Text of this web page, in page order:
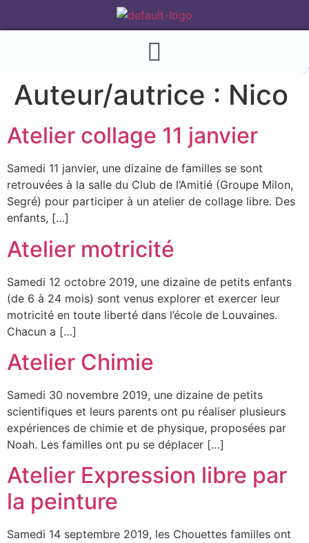
Auteur/autrice : Nico
Atelier collage 11 janvier
Samedi 11 janvier, une dizaine de familles se sont
retrouvées à la salle du Club de l’Amitié (Groupe Milon,
Segré) pour participer à un atelier de collage libre. Des
enfants, […]
Atelier motricité
Samedi 12 octobre 2019, une dizaine de petits enfants
(de 6 à 24 mois) sont venus explorer et exercer leur
motricité en toute liberté dans l’école de Louvaines.
Chacun a […]
Atelier Chimie
Samedi 30 novembre 2019, une dizaine de petits
scientifiques et leurs parents ont pu réaliser plusieurs
expériences de chimie et de physique, proposées par
Noah. Les familles ont pu se déplacer […]
Atelier Expression libre par
la peinture
Samedi 14 septembre 2019, les Chouettes familles ont